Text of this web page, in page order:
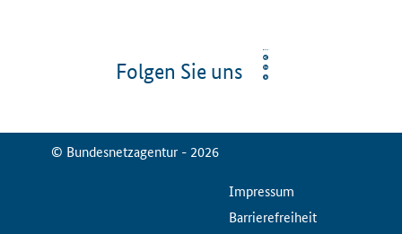
Folgen Sie uns
© Bundesnetzagentur - 2026
ServiceMenuImpressum
Barrierefreiheit